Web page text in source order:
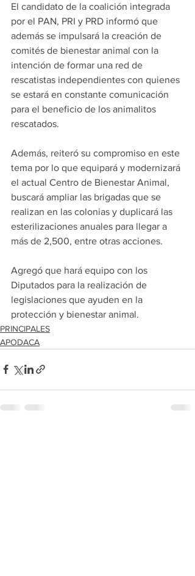
El candidato de la coalición integrada
por el PAN, PRI y PRD informó que
además se impulsará la creación de
comités de bienestar animal con la
intención de formar una red de
rescatistas independientes con quienes
se estará en constante comunicación
para el beneficio de los animalitos
rescatados.
Además, reiteró su compromiso en este
tema por lo que equipará y modernizará
el actual Centro de Bienestar Animal,
buscará ampliar las brigadas que se
realizan en las colonias y duplicará las
esterilizaciones anuales para llegar a
más de 2,500, entre otras acciones.
Agregó que hará equipo con los
Diputados para la realización de
legislaciones que ayuden en la
protección y bienestar animal.
PRINCIPALES
APODACA